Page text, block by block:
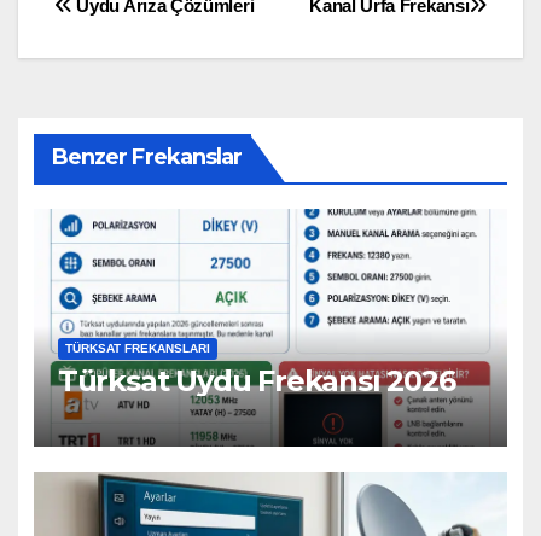
Kanal Urfa Frekansı
Uydu Arıza Çözümleri
Benzer Frekanslar
TÜRKSAT FREKANSLARI
Türksat Uydu Frekansı 2026